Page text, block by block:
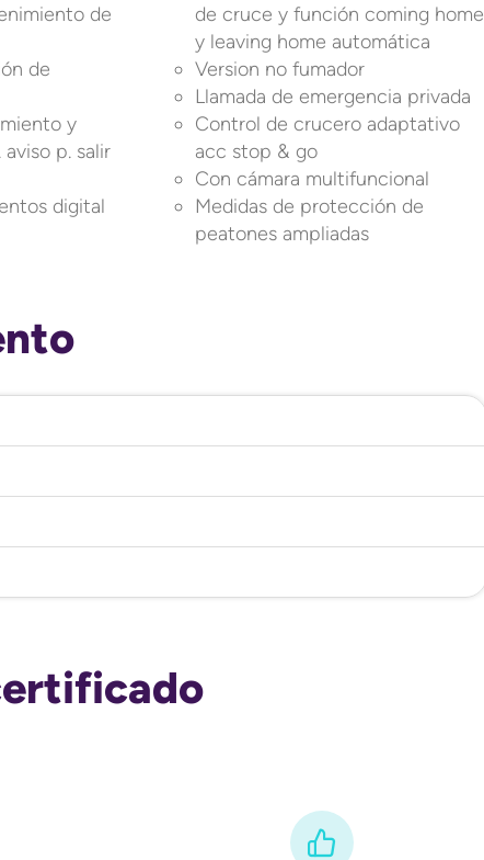
de
de
y
p. salir
digital
de cruce y función coming home
y leaving home automática
Version no fumador
Llamada de emergencia privada
Control de crucero adaptativo
acc stop & go
Con cámara multifuncional
Medidas de protección de
peatones ampliadas